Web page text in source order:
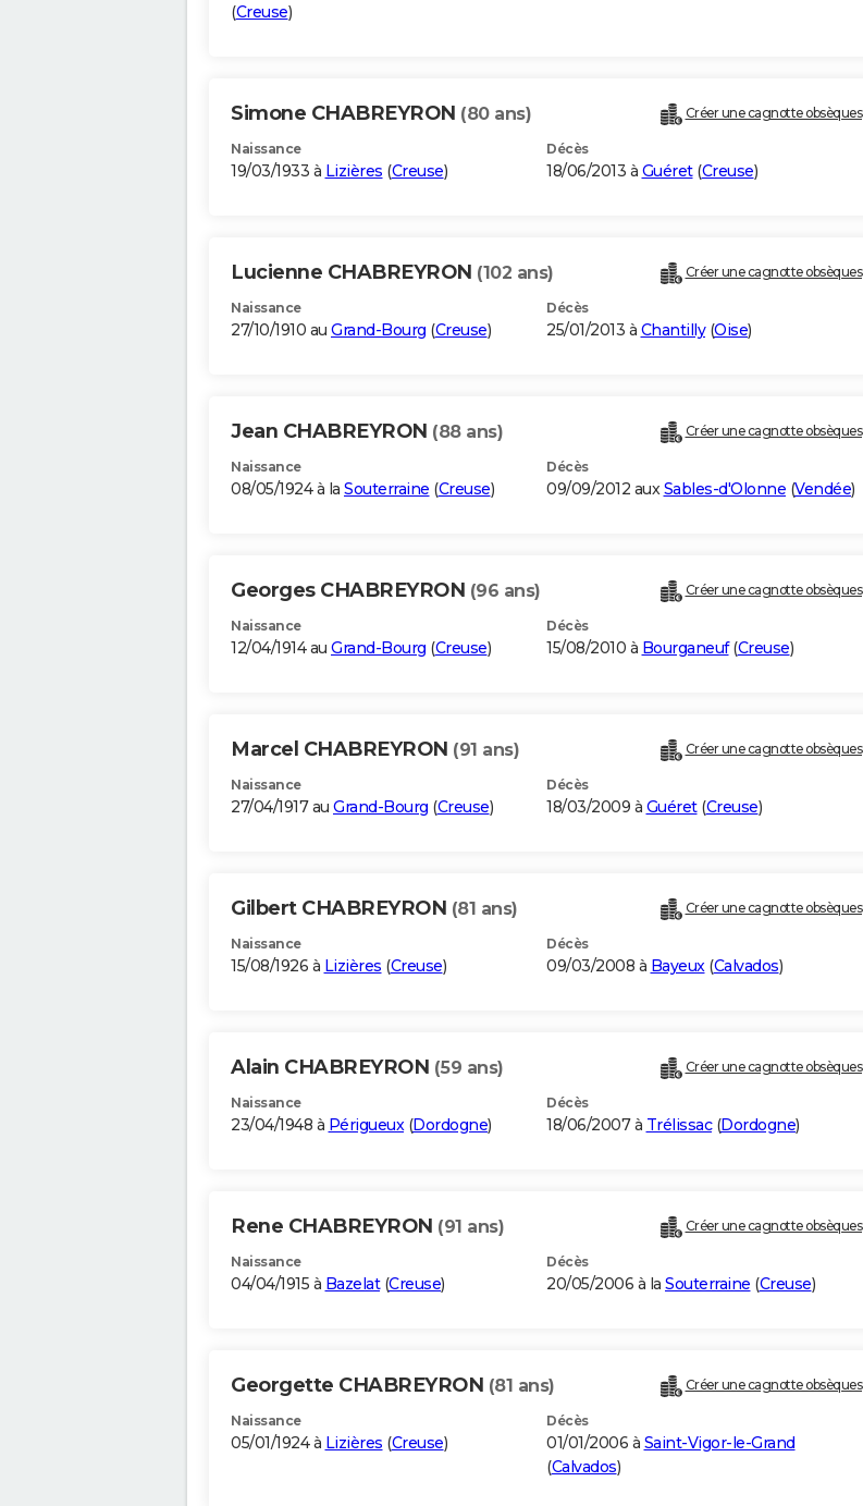
(Creuse)
Simone CHABREYRON (80 ans) Créer une cagnotte obsèques
Naissance
19/03/1933 à Lizières (Creuse)
Décès
18/06/2013 à Guéret(Creuse)
Lucienne CHABREYRON (102 ans) Créer une cagnotte obsèques
Naissance
27/10/1910 au Grand-Bourg (Creuse)
Décès
25/01/2013 à Chantilly(Oise)
Jean CHABREYRON (88 ans) Créer une cagnotte obsèques
Naissance
08/05/1924 à la Souterraine (Creuse)
Décès
09/09/2012 auxSables-d'Olonne (Vendée)
Georges CHABREYRON (96 ans) Créer une cagnotte obsèques
Naissance
12/04/1914 au Grand-Bourg (Creuse)
Décès
15/08/2010 à Bourganeuf(Creuse)
Marcel CHABREYRON (91 ans) Créer une cagnotte obsèques
Naissance
27/04/1917 au Grand-Bourg (Creuse)
Décès
18/03/2009 à Guéret(Creuse)
Gilbert CHABREYRON (81 ans) Créer une cagnotte obsèques
Naissance
15/08/1926 à Lizières (Creuse)
Décès
09/03/2008 à Bayeux(Calvados)
Alain CHABREYRON (59 ans) Créer une cagnotte obsèques
Naissance
23/04/1948 à Périgueux(Dordogne)
Décès
18/06/2007 à Trélissac(Dordogne)
Rene CHABREYRON (91 ans) Créer une cagnotte obsèques
Naissance
04/04/1915 à Bazelat(Creuse)
Décès
20/05/2006 à la Souterraine (Creuse)
Georgette CHABREYRON (81 ans) Créer une cagnotte obsèques
Naissance
05/01/1924 à Lizières (Creuse)
Décès
01/01/2006 à Saint-Vigor-le-Grand
(Calvados)